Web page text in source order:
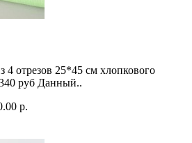
отрезов 25*45 см хлопкового
руб Данный..
р.